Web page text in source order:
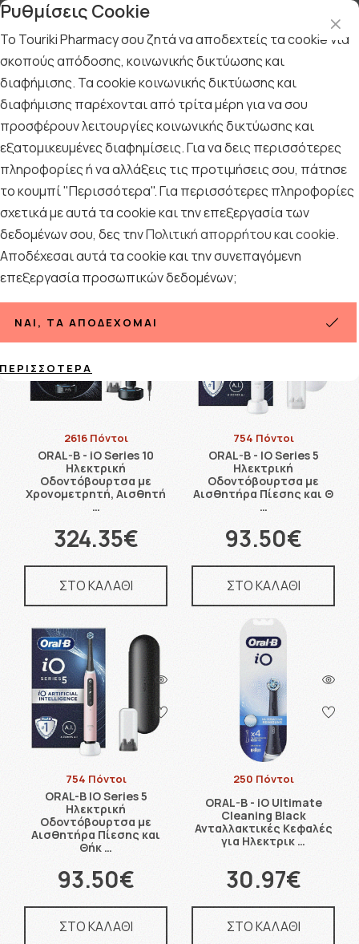
Αρχική / Εταιρίες / ORAL-B / Oral-B IQ
Oral-B IQ
Ταξινόμηση
2616 Πόντοι
ORAL-B - iO Series 10
Ηλεκτρική
Οδοντόβουρτσα με
Χρονομετρητή, Αισθητή
…
324.35€
ΣΤΟ ΚΑΛΑΘΙ
754 Πόντοι
ORAL-B - IO Series 5
Ηλεκτρική
Οδοντόβουρτσα με
Αισθητήρα Πίεσης και Θ
…
93.50€
ΣΤΟ ΚΑΛΑΘΙ
754 Πόντοι
ORAL-Β IO Series 5
Ηλεκτρική
Οδοντόβουρτσα με
Αισθητήρα Πίεσης και
Θήκ …
93.50€
ΣΤΟ ΚΑΛΑΘΙ
250 Πόντοι
ORAL-B - iO Ultimate
Cleaning Black
Ανταλλακτικές Κεφαλές
για Ηλεκτρικ …
30.97€
ΣΤΟ ΚΑΛΑΘΙ
Ρυθμίσεις Cookie
Το Touriki Pharmacy σου ζητά να αποδεχτείς τα cookie για
σκοπούς απόδοσης, κοινωνικής δικτύωσης και
διαφήμισης. Τα cookie κοινωνικής δικτύωσης και
διαφήμισης παρέχονται από τρίτα μέρη για να σου
προσφέρουν λειτουργίες κοινωνικής δικτύωσης και
εξατομικευμένες διαφημίσεις. Για να δεις περισσότερες
πληροφορίες ή να αλλάξεις τις προτιμήσεις σου, πάτησε
το κουμπί "Περισσότερα". Για περισσότερες πληροφορίες
σχετικά με αυτά τα cookie και την επεξεργασία των
δεδομένων σου, δες τηνΠολιτική απορρήτου και cookie.
Αποδέχεσαι αυτά τα cookie και την συνεπαγόμενη
επεξεργασία προσωπικών δεδομένων;
ΝΑΙ, ΤΑ ΑΠΟΔΈΧΟΜΑΙ
ΠΕΡΙΣΣΌΤΕΡΑ